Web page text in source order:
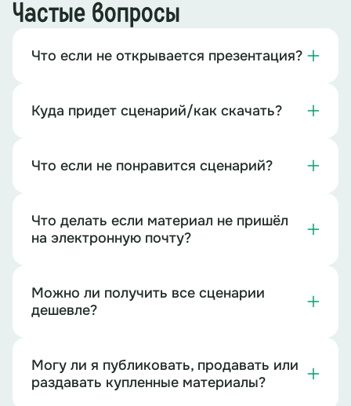
Частые вопросы
Что если не открывается презентация?
Куда придет сценарий/как скачать?
Что если не понравится сценарий?
Что делать если материал не пришёл
на электронную почту?
Можно ли получить все сценарии
дешевле?
Могу ли я публиковать, продавать или
раздавать купленные материалы?